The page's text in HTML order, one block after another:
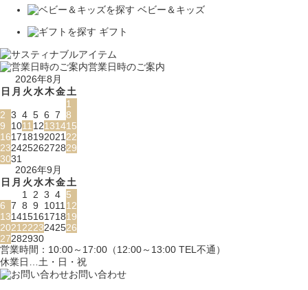
ベビー＆キッズ
ギフト
営業日時のご案内
2026年8月
日 月 火水木金土
1
2 3 4 5 6 7 8
9
101112131415
16171819202122
23242526272829
3031
2026年9月
日 月 火水木金土
1 2 3 4 5
6 7 8 9 101112
13141516171819
20212223242526
27282930
営業時間：10:00～17:00（12:00～13:00 TEL不通）
休業日…土・日・祝
お問い合わせ